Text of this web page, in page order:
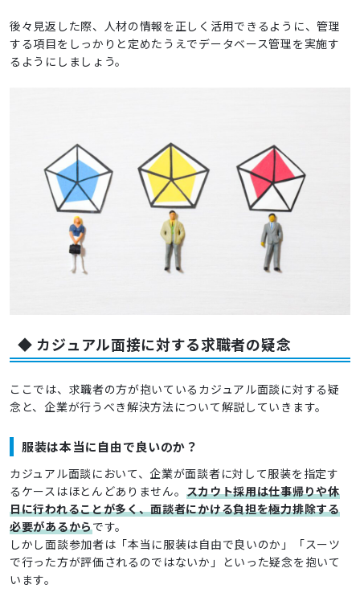
後々見返した際、人材の情報を正しく活用できるように、管理
する項目をしっかりと定めたうえでデータベース管理を実施す
るようにしましょう。
◆ カジュアル面接に対する求職者の疑念
ここでは、求職者の方が抱いているカジュアル面談に対する疑
念と、企業が行うべき解決方法について解説していきます。
服装は本当に自由で良いのか？
カジュアル面談において、企業が面談者に対して服装を指定す
るケースはほとんどありません。 スカウト採用は仕事帰りや休
日に行われることが多く、面談者にかける負担を極力排除する
必要があるからです。
しかし面談参加者は「本当に服装は自由で良いのか」「スーツ
で行った方が評価されるのではないか」といった疑念を抱いて
います。